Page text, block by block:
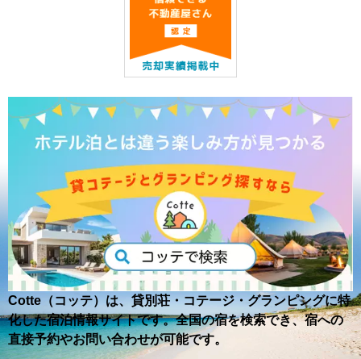
Cotte（コッテ）は、貸別荘・コテージ・グランピングに特
化した宿泊情報サイトです。全国の宿を検索でき、宿への
直接予約やお問い合わせが可能です。